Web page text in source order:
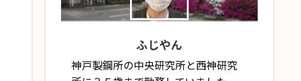
ふじやん
神戸製鋼所の中央研究所と西神研究